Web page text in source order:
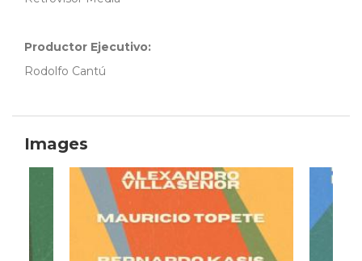
Productor Ejecutivo:
Rodolfo Cantú
Images